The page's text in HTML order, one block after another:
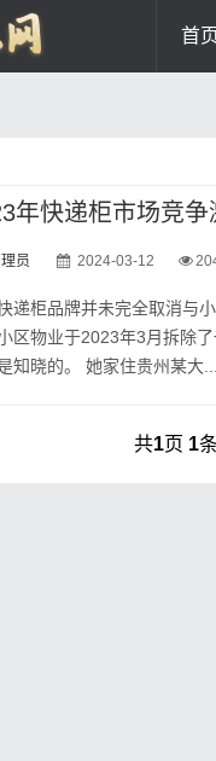
首页
年快递柜市场竞争
员 2024-03-12
递柜品牌并未完全取消与
区物业于2023年3月拆除
知晓的。 她家住贵州某大...
共1页 1条